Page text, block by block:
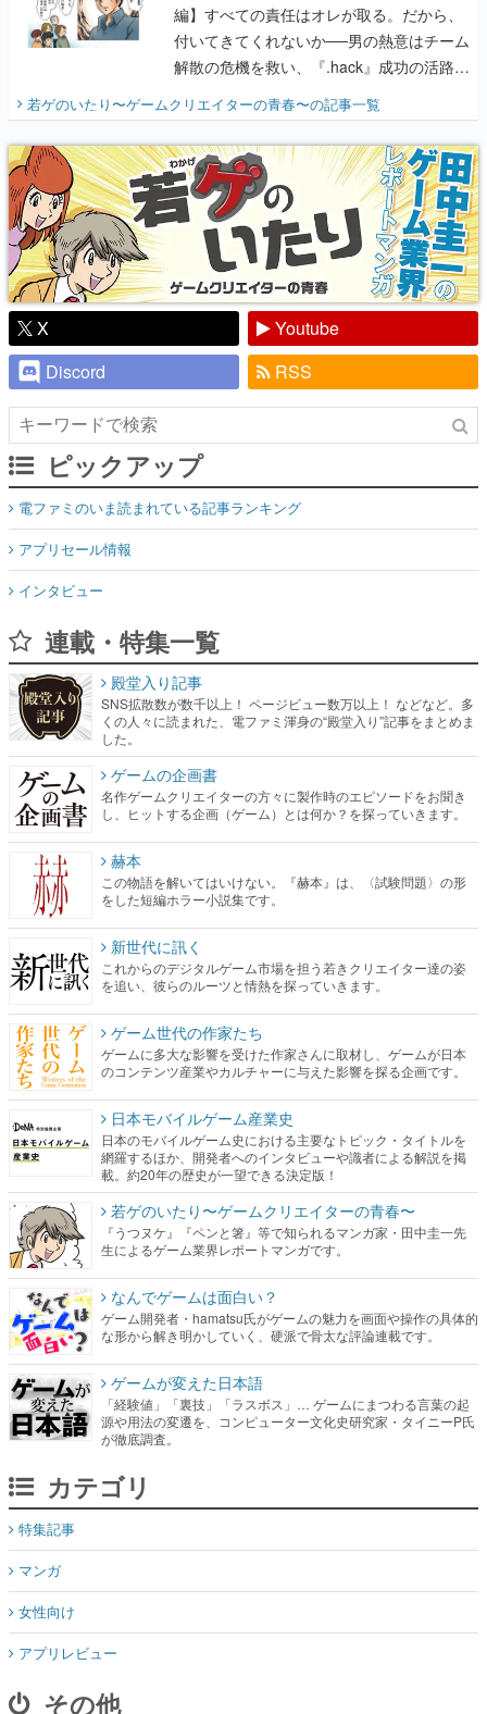
編】すべての責任はオレが取る。だから、
付いてきてくれないか──男の熱意はチーム
解散の危機を救い、『.hack』成功の活路を
『少年ジャンプ』色だった【若ゲのいた
り】
若ゲのいたり〜ゲームクリエイターの青春〜の記事一覧
X
Youtube
Discord
RSS
ピックアップ
電ファミのいま読まれている記事ランキング
アプリセール情報
インタビュー
連載・特集一覧
殿堂入り記事
SNS拡散数が数千以上！ ページビュー数万以上！ などなど。多
くの人々に読まれた、電ファミ渾身の“殿堂入り”記事をまとめま
した。
ゲームの企画書
名作ゲームクリエイターの方々に製作時のエピソードをお聞き
し、ヒットする企画（ゲーム）とは何か？を探っていきます。
赫本
この物語を解いてはいけない。『赫本』は、〈試験問題〉の形
をした短編ホラー小説集です。
新世代に訊く
これからのデジタルゲーム市場を担う若きクリエイター達の姿
を追い、彼らのルーツと情熱を探っていきます。
ゲーム世代の作家たち
ゲームに多大な影響を受けた作家さんに取材し、ゲームが日本
のコンテンツ産業やカルチャーに与えた影響を探る企画です。
日本モバイルゲーム産業史
日本のモバイルゲーム史における主要なトピック・タイトルを
網羅するほか、開発者へのインタビューや識者による解説を掲
載。約20年の歴史が一望できる決定版！
若ゲのいたり〜ゲームクリエイターの青春〜
『うつヌケ』『ペンと箸』等で知られるマンガ家・田中圭一先
生によるゲーム業界レポートマンガです。
なんでゲームは面白い？
ゲーム開発者・hamatsu氏がゲームの魅力を画面や操作の具体的
な形から解き明かしていく、硬派で骨太な評論連載です。
ゲームが変えた日本語
「経験値」「裏技」「ラスボス」… ゲームにまつわる言葉の起
源や用法の変遷を、コンピューター文化史研究家・タイニーP氏
が徹底調査。
カテゴリ
特集記事
マンガ
女性向け
アプリレビュー
その他